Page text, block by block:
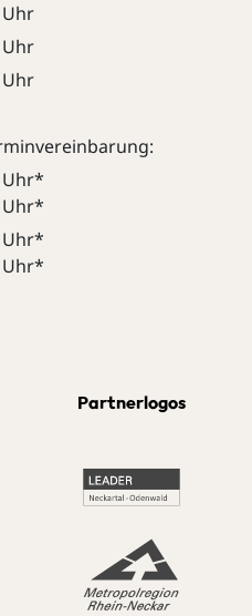
Uhr
Uhr
Uhr
Uhr*
Uhr*
Uhr*
Uhr*
Partnerlogos